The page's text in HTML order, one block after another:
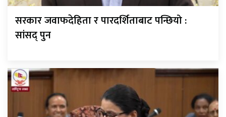
सरकार जवाफदेहिता र पारदर्शिताबाट पन्छियो :
सांसद् पुन